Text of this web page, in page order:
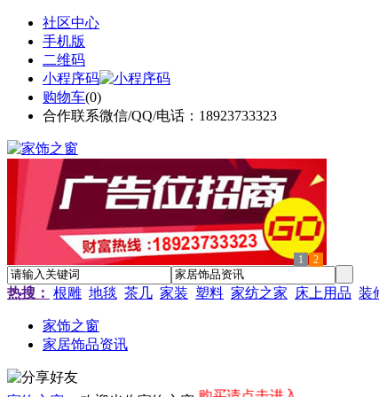
社区中心
手机版
二维码
小程序码
购物车(0)
合作联系微信/QQ/电话：18923733323
1 2
热搜： 根雕 地毯 茶几 家装 塑料 家纺之家 床上用品 装
家饰之窗
家居饰品资讯